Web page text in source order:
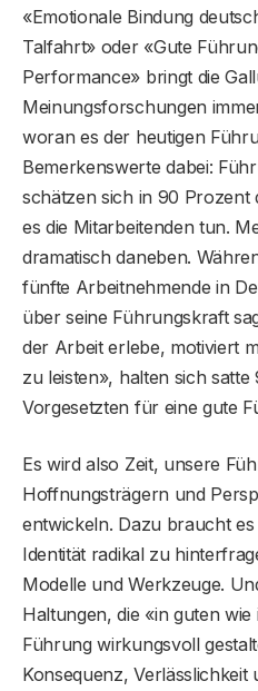
«Emotionale Bindung
Talfahrt» oder «Gute
Performance» bringt die
Meinungsforschungen
woran es der heutigen
Bemerkenswerte dabei:
schätzen sich in 90 Prozent
es die Mitarbeitenden tun.
dramatisch daneben.
fünfte Arbeitnehmende in
über seine Führungskraft
der Arbeit erlebe, motiviert
zu leisten», halten sich
Vorgesetzten für eine gute
Es wird also Zeit, unsere
Hoffnungsträgern und
entwickeln. Dazu braucht es
Identität radikal zu
Modelle und Werkzeuge.
Haltungen, die «in guten
Führung wirkungsvoll
Konsequenz, Verlässlichkeit